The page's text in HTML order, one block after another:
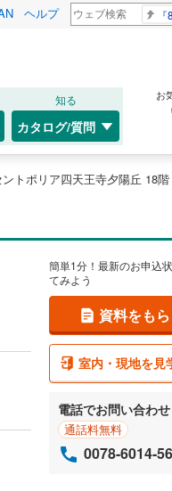
ヘルプ
知る
カタログ/質問
お
ントポリア四天王寺夕陽丘 18階
簡単1分！最新のお申込
てみよう
資料をもら
室内・現地を見
電話でお問い合わせ
通話料無料
0078-6014-